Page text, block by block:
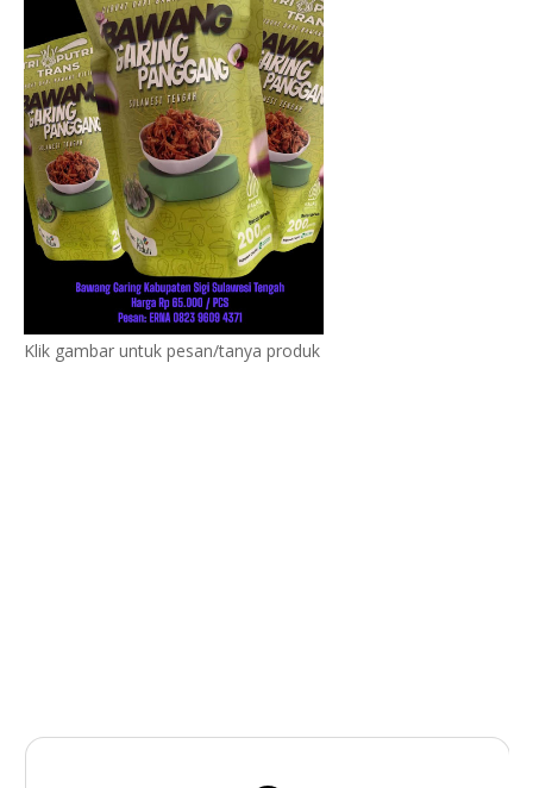
Klik gambar untuk pesan/tanya produk